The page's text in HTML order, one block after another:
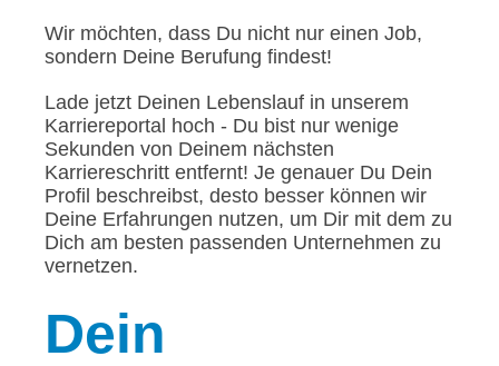
Wir möchten, dass Du nicht nur einen Job,
sondern Deine Berufung findest!
Lade jetzt Deinen Lebenslauf in unserem
Karriereportal hoch - Du bist nur wenige
Sekunden von Deinem nächsten
Karriereschritt entfernt! Je genauer Du Dein
Profil beschreibst, desto besser können wir
Deine Erfahrungen nutzen, um Dir mit dem zu
Dich am besten passenden Unternehmen zu
vernetzen.
Dein